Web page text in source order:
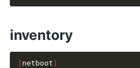
inventory
[netboot]